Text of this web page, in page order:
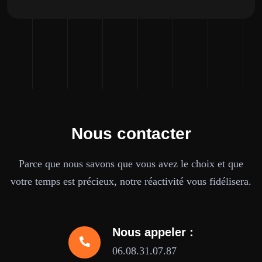
Nous contacter
Parce que nous savons que vous avez le choix et que
votre temps est précieux, notre réactivité vous fidélisera.
Nous appeler :
06.08.31.07.87